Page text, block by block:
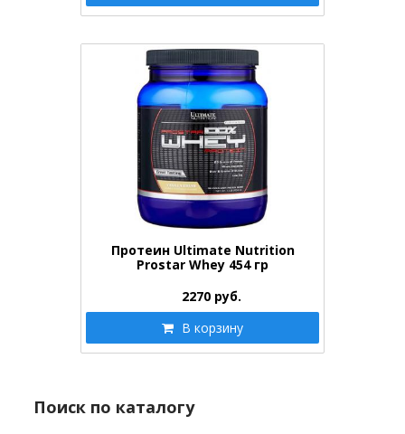
Протеин Ultimate Nutrition
Prostar Whey 454 гр
2270 руб.
В корзину
Поиск по каталогу